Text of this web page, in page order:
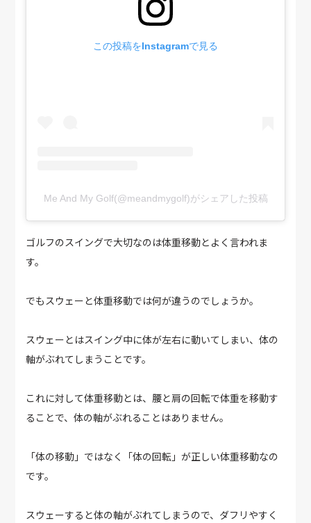
この投稿をInstagramで見る
Me And My Golf(@meandmygolf)がシェアした投稿
ゴルフのスイングで大切なのは体重移動とよく言われま
す。
でもスウェーと体重移動では何が違うのでしょうか。
スウェーとはスイング中に体が左右に動いてしまい、体の
軸がぶれてしまうことです。
これに対して体重移動とは、腰と肩の回転で体重を移動す
ることで、体の軸がぶれることはありません。
「体の移動」ではなく「体の回転」が正しい体重移動なの
です。
スウェーすると体の軸がぶれてしまうので、ダフリやすく